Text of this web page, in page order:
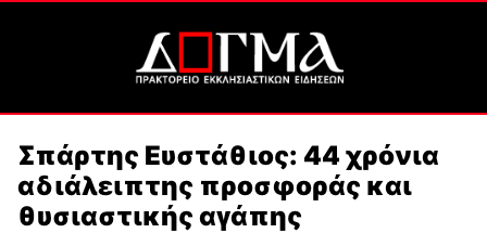
Σπάρτης Ευστάθιος: 44 χρόνια
αδιάλειπτης προσφοράς και
θυσιαστικής αγάπης